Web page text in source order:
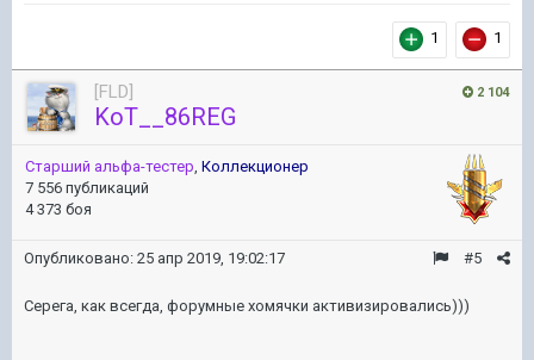
1 1
2 104
[FLD]
KoT__86REG
Старший альфа-тестер Коллекционер
7 556 публикаций
4 373 боя
#5
Опубликовано: 25 апр 2019, 19:02:17
Серега, как всегда, форумные хомячки активизировались)))